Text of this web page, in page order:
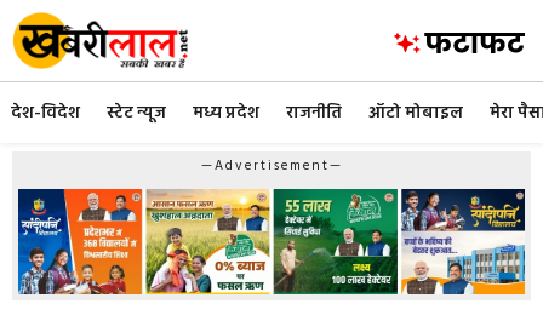
Skip
to
content
देश-विदेश स्टेट न्यूज मध्य प्रदेश राजनीति ऑटो मोबाइल मेरा
—Advertisement—